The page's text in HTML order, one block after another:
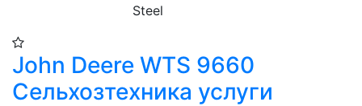
Steel
John Deere WTS 9660
Сельхозтехника услуги